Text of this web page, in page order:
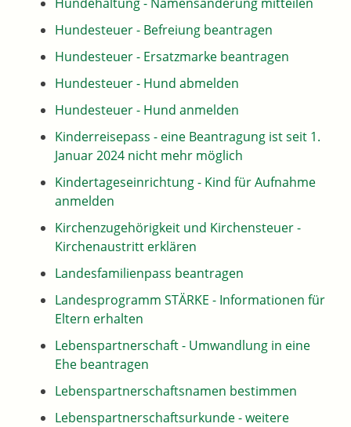
Hundesteuer - Befreiung beantragen
Hundesteuer - Ersatzmarke beantragen
Hundesteuer - Hund abmelden
Hundesteuer - Hund anmelden
Kinderreisepass - eine Beantragung ist seit 1.
Januar 2024 nicht mehr möglich
Kindertageseinrichtung - Kind für Aufnahme
anmelden
Kirchenzugehörigkeit und Kirchensteuer -
Kirchenaustritt erklären
Landesfamilienpass beantragen
Landesprogramm STÄRKE - Informationen für
Eltern erhalten
Lebenspartnerschaft - Umwandlung in eine
Ehe beantragen
Lebenspartnerschaftsnamen bestimmen
Lebenspartnerschaftsurkunde - weitere